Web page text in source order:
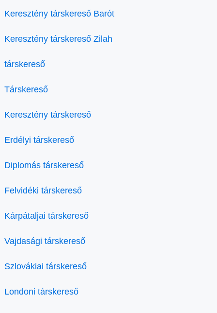
Keresztény társkereső Barót
Keresztény társkereső Zilah
társkereső
Társkereső
Keresztény társkereső
Erdélyi társkereső
Diplomás társkereső
Felvidéki társkereső
Kárpátaljai társkereső
Vajdasági társkereső
Szlovákiai társkereső
Londoni társkereső